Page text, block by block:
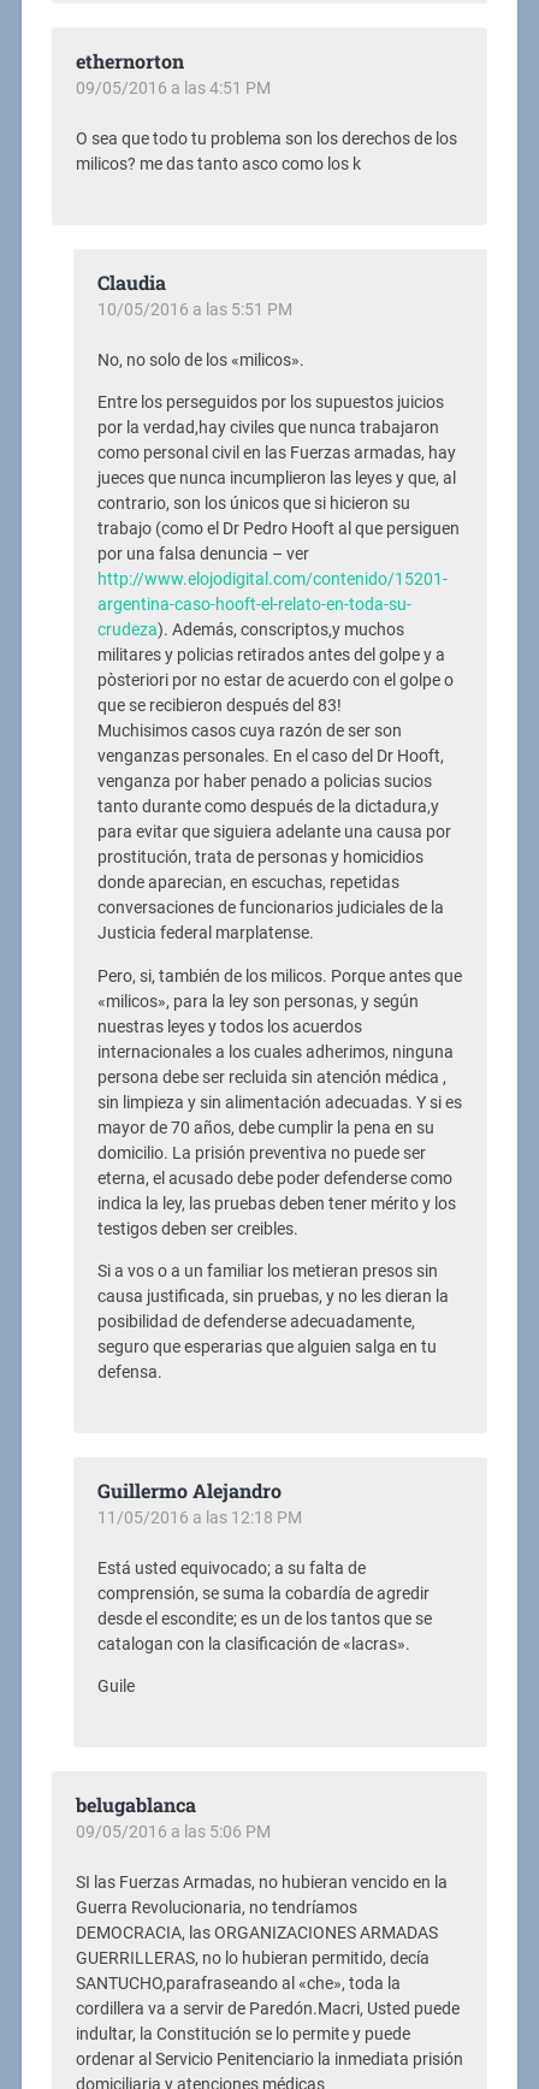
ethernorton
09/05/2016 a las 4:51 PM
O sea que todo tu problema son los derechos de los
milicos? me das tanto asco como los k
Claudia
10/05/2016 a las 5:51 PM
No, no solo de los «milicos».
Entre los perseguidos por los supuestos juicios
por la verdad,hay civiles que nunca trabajaron
como personal civil en las Fuerzas armadas, hay
jueces que nunca incumplieron las leyes y que, al
contrario, son los únicos que si hicieron su
trabajo (como el Dr Pedro Hooft al que persiguen
por una falsa denuncia – ver
http://www.elojodigital.com/contenido/15201-
argentina-caso-hooft-el-relato-en-toda-su-
crudeza). Además, conscriptos,y muchos
militares y policias retirados antes del golpe y a
pòsteriori por no estar de acuerdo con el golpe o
que se recibieron después del 83!
Muchisimos casos cuya razón de ser son
venganzas personales. En el caso del Dr Hooft,
venganza por haber penado a policias sucios
tanto durante como después de la dictadura,y
para evitar que siguiera adelante una causa por
prostitución, trata de personas y homicidios
donde aparecian, en escuchas, repetidas
conversaciones de funcionarios judiciales de la
Justicia federal marplatense.
Pero, si, también de los milicos. Porque antes que
«milicos», para la ley son personas, y según
nuestras leyes y todos los acuerdos
internacionales a los cuales adherimos, ninguna
persona debe ser recluida sin atención médica ,
sin limpieza y sin alimentación adecuadas. Y si es
mayor de 70 años, debe cumplir la pena en su
domicilio. La prisión preventiva no puede ser
eterna, el acusado debe poder defenderse como
indica la ley, las pruebas deben tener mérito y los
testigos deben ser creibles.
Si a vos o a un familiar los metieran presos sin
causa justificada, sin pruebas, y no les dieran la
posibilidad de defenderse adecuadamente,
seguro que esperarias que alguien salga en tu
defensa.
Guillermo Alejandro
11/05/2016 a las 12:18 PM
Está usted equivocado; a su falta de
comprensión, se suma la cobardía de agredir
desde el escondite; es un de los tantos que se
catalogan con la clasificación de «lacras».
Guile
belugablanca
09/05/2016 a las 5:06 PM
SI las Fuerzas Armadas, no hubieran vencido en la
Guerra Revolucionaria, no tendríamos
DEMOCRACIA, las ORGANIZACIONES ARMADAS
GUERRILLERAS, no lo hubieran permitido, decía
SANTUCHO,parafraseando al «che», toda la
cordillera va a servir de Paredón.Macri, Usted puede
indultar, la Constitución se lo permite y puede
ordenar al Servicio Penitenciario la inmediata prisión